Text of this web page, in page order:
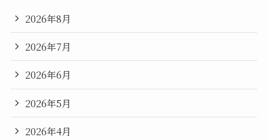
2026年8月
2026年7月
2026年6月
2026年5月
2026年4月